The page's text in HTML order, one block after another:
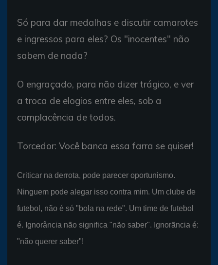
Só para dar medalhas e discutir camarotes
e ingressos para eles? Os "inocentes" não
sabem de nada?
O engraçado, para não dizer trágico, e ver
a troca de elogios entre eles, sob a
complacência de todos.
Torcedor: Você banca essa farra se quiser!
Criticar na derrota, pode parecer oportunismo.
Ninguem pode alegar isso contra mim. Um clube de
futebol, não é só "bola na rede". Um time de futebol
é. Ignorância não significa "não saber". Ignorãncia é:
"não querer saber"!